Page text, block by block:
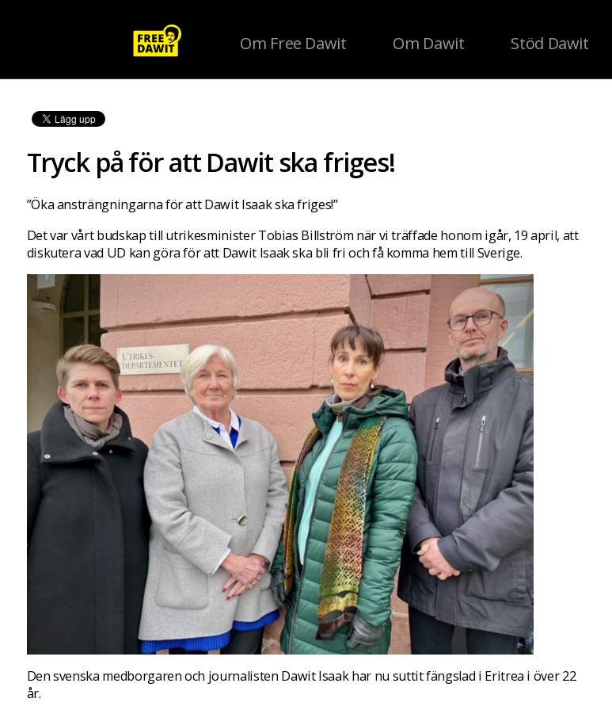
Om Free Dawit Om Dawit Stöd Dawit
Tryck på för att Dawit ska friges!
”Öka ansträngningarna för att Dawit Isaak ska friges!”
Det var vårt budskap till utrikesminister Tobias Billström när vi träffade honom igår, 19 april, att
diskutera vad UD kan göra för att Dawit Isaak ska bli fri och få komma hem till Sverige.
Den svenska medborgaren och journalisten Dawit Isaak har nu suttit fängslad i Eritrea i över 22
år.